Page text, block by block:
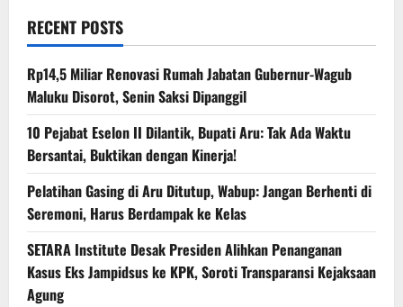
RECENT POSTS
Rp14,5 Miliar Renovasi Rumah Jabatan Gubernur-Wagub
Maluku Disorot, Senin Saksi Dipanggil
10 Pejabat Eselon II Dilantik, Bupati Aru: Tak Ada Waktu
Bersantai, Buktikan dengan Kinerja!
Pelatihan Gasing di Aru Ditutup, Wabup: Jangan Berhenti di
Seremoni, Harus Berdampak ke Kelas
SETARA Institute Desak Presiden Alihkan Penanganan
Kasus Eks Jampidsus ke KPK, Soroti Transparansi Kejaksaan
Agung